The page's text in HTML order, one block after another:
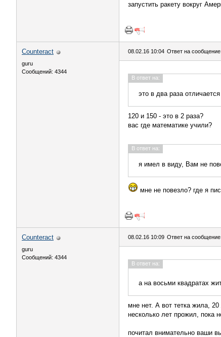
запустить ракету вокруг
Counteract
guru
Сообщений: 4344
08.02.16 10:04 Ответ на сообщение
В ответ на:
это в два раза отличается
120 и 150 - это в 2 раза?
вас где математике учили?
В ответ на:
я имел в виду, Вам не
мне не повезло? где я
Counteract
guru
Сообщений: 4344
08.02.16 10:09 Ответ на сообщение
В ответ на:
а на восьми квадратах
мне нет. А вот тетка жила,
несколько лет прожил, пока
почитал внимательно ваши